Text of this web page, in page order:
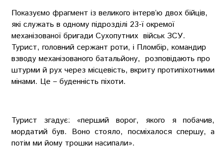
Показуємо фрагмент із великого інтерв’ю двох бійців,
які служать в одному підрозділі 23-ї окремої
механізованої бригади Сухопутних військ ЗСУ.
Турист, головний сержант роти, і Пломбір, командир
взводу механізованого батальйону, розповідають про
штурми й рух через місцевість, вкриту протипіхотними
мінами. Це – буденність піхоти.
Турист згадує: «перший ворог, якого я побачив,
мордатий був. Воно стояло, посміхалося спершу, а
потім ми йому трошки насипали».